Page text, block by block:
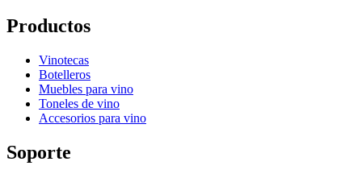
Productos
Vinotecas
Botelleros
Muebles para vino
Toneles de vino
Accesorios para vino
Soporte